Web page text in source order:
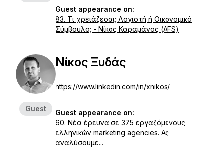
Guest appearance on:
83. Τι χρειάζεσαι; Λογιστή ή Οικονομικό
Σύμβουλο; - Νίκος Καραμάνος (AFS)
Guest
Νίκος Ξυδάς
https://www.linkedin.com/in/xnikos/
Guest appearance on:
60. Νέα έρευνα σε 375 εργαζόμενους
ελληνικών marketing agencies. Ας
αναλύσουμε...